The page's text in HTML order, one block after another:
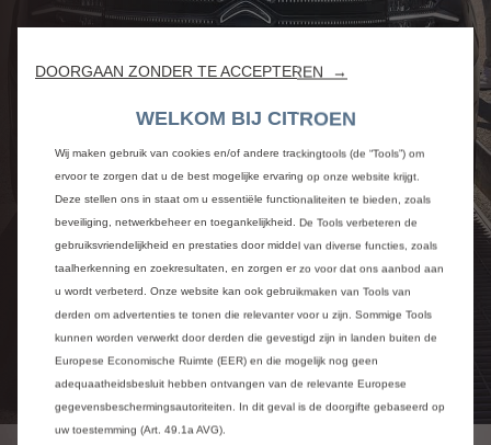
DOORGAAN ZONDER TE ACCEPTEREN →
WELKOM BIJ CITROEN
Wij maken gebruik van cookies en/of andere trackingtools (de “Tools”) om
ervoor te zorgen dat u de best mogelijke ervaring op onze website krijgt.
Deze stellen ons in staat om u essentiële functionaliteiten te bieden, zoals
beveiliging, netwerkbeheer en toegankelijkheid. De Tools verbeteren de
gebruiksvriendelijkheid en prestaties door middel van diverse functies, zoals
taalherkenning en zoekresultaten, en zorgen er zo voor dat ons aanbod aan
u wordt verbeterd. Onze website kan ook gebruikmaken van Tools van
derden om advertenties te tonen die relevanter voor u zijn. Sommige Tools
kunnen worden verwerkt door derden die gevestigd zijn in landen buiten de
Europese Economische Ruimte (EER) en die mogelijk nog geen
adequaatheidsbesluit hebben ontvangen van de relevante Europese
gegevensbeschermingsautoriteiten. In dit geval is de doorgifte gebaseerd op
uw toestemming (Art. 49.1a AVG).